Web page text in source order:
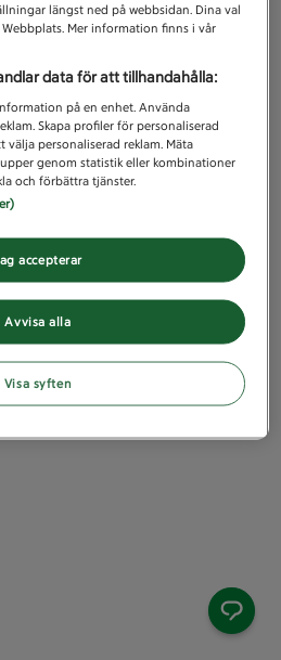
längst ned på webbsidan. Dina val
Mer information finns i vår
data för att tillhandahålla:
på en enhet. Använda
Skapa profiler för personaliserad
personaliserad reklam. Mäta
genom statistik eller kombinationer
och förbättra tjänster.
Avvisa alla
accepterar
Visa syften